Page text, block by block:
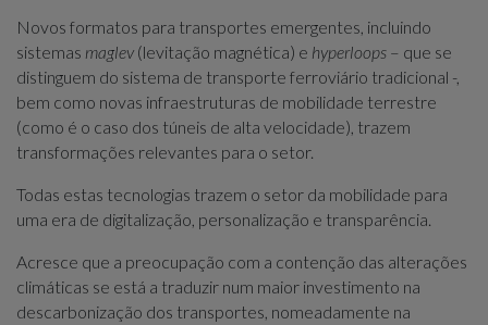
Novos formatos para transportes emergentes, incluindo
sistemas maglev (levitação magnética) e hyperloops – que se
distinguem do sistema de transporte ferroviário tradicional -,
bem como novas infraestruturas de mobilidade terrestre
(como é o caso dos túneis de alta velocidade), trazem
transformações relevantes para o setor.
Todas estas tecnologias trazem o setor da mobilidade para
uma era de digitalização, personalização e transparência.
Acresce que a preocupação com a contenção das alterações
climáticas se está a traduzir num maior investimento na
descarbonização dos transportes, nomeadamente na